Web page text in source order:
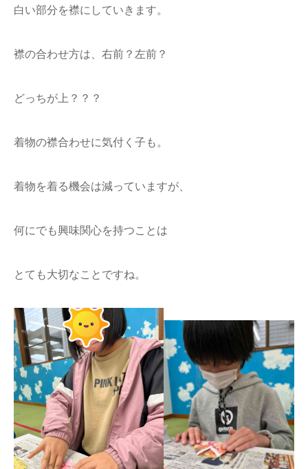
白い部分を襟にしていきます。
襟の合わせ方は、右前？左前？
どっちが上？？？
着物の襟合わせに気付く子も。
着物を着る機会は減っていますが、
何にでも興味関心を持つことは
とても大切なことですね。